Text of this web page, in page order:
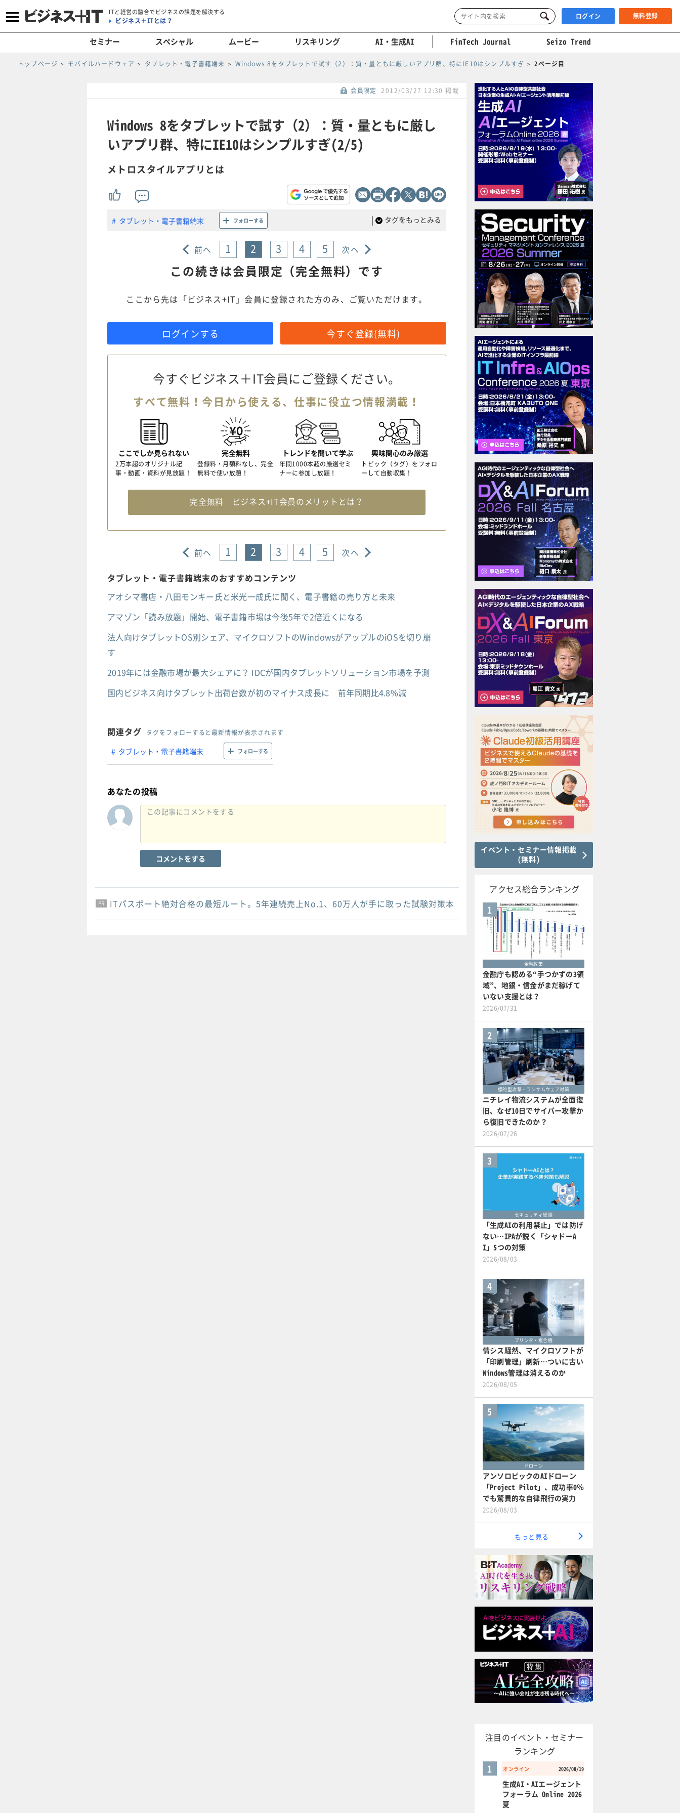
ITと経営の融合でビジネスの課題を解決する
ビジネス＋ITとは？ ログイン 無料登録
セミナー スペシャル ムービー リスキリング AI・生成AI FinTech Journal Seizo Trend
トップページ モバイルハードウェア タブレット・電子書籍端末 Windows 8をタブレットで試す（2）：質・量ともに厳しいアプリ群、特にIE10はシンプルすぎ 2ページ目
会員限定 2012/03/27 12:30 掲載
Windows 8をタブレットで試す（2）：質・量ともに厳し
いアプリ群、特にIE10はシンプルすぎ(2/5)
メトロスタイルアプリとは
タブレット・電子書籍端末 フォローする | タグをもっとみる
前へ 1 2 3 4 5 次へ
この続きは会員限定（完全無料）です
ここから先は「ビジネス+IT」会員に登録された方のみ、ご覧いただけます。
ログインする 今すぐ登録(無料)
今すぐビジネス＋IT会員にご登録ください。
すべて無料！今日から使える、仕事に役立つ情報満載！
ここでしか見られない
2万本超のオリジナル記
事・動画・資料が見放題！
完全無料
登録料・月額料なし、完全
無料で使い放題！
トレンドを聞いて学ぶ
年間1000本超の厳選セミ
ナーに参加し放題！
興味関心のみ厳選
トピック（タグ）をフォロ
ーして自動収集！
完全無料 ビジネス+IT会員のメリットとは？
前へ 1 2 3 4 5 次へ
タブレット・電子書籍端末のおすすめコンテンツ
アオシマ書店・八田モンキー氏と米光一成氏に聞く、電子書籍の売り方と未来
アマゾン「読み放題」開始、電子書籍市場は今後5年で2倍近くになる
法人向けタブレットOS別シェア、マイクロソフトのWindowsがアップルのiOSを切り崩
す
2019年には金融市場が最大シェアに？ IDCが国内タブレットソリューション市場を予測
国内ビジネス向けタブレット出荷台数が初のマイナス成長に 前年同期比4.8%減
関連タグ タグをフォローすると最新情報が表示されます
タブレット・電子書籍端末 フォローする
あなたの投稿
コメントをする
PR
PR
PR ITパスポート絶対合格の最短ルート。5年連続売上No.1、60万人が手に取った試験対策本
イベント・セミナー情報掲載
(無料)
アクセス総合ランキング
1
金融政策
金融庁も認める“手つかずの3領
域”、地銀・信金がまだ稼げて
いない支援とは？
2026/07/31
2
標的型攻撃・ランサムウェア対策
ニチレイ物流システムが全面復
旧、なぜ10日でサイバー攻撃か
ら復旧できたのか？
2026/07/26
3
セキュリティ総論
「生成AIの利用禁止」では防げ
ない…IPAが説く「シャドーA
I」5つの対策
2026/08/03
4
プリンタ・複合機
情シス騒然、マイクロソフトが
「印刷管理」刷新…ついに古い
Windows管理は消えるのか
2026/08/05
5
ドローン
アンソロピックのAIドローン
「Project Pilot」、成功率0％
でも驚異的な自律飛行の実力
2026/08/03
もっと見る
注目のイベント・セミナー
ランキング
オンライン 2026/08/19
1
生成AI・AIエージェント
フォーラム Online 2026
夏